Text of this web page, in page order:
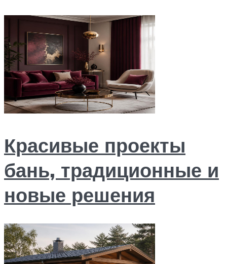
Красивые проекты
бань, традиционные и
новые решения